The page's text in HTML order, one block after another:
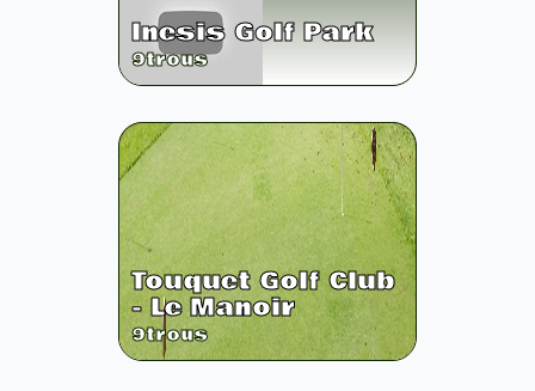
Inesis Golf Park
9trous
Touquet Golf Club
- Le Manoir
9trous